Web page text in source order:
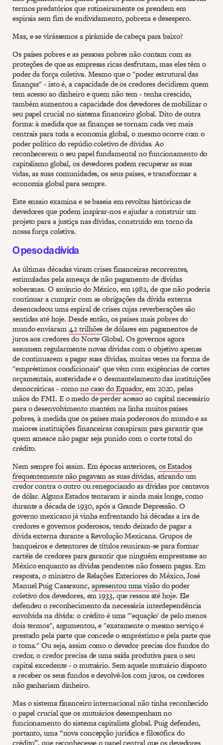
termos predatórios que rotineiramente os prendem em
espirais sem fim de endividamento, pobreza e desespero.
Mas, e se virássemos a pirâmide de cabeça para baixo?
Os países pobres e as pessoas pobres não contam com as
proteções de que as empresas ricas desfrutam, mas eles têm o
poder da força coletiva. Mesmo que o "poder estrutural das
finanças" - isto é, a capacidade de os credores decidirem quem
tem acesso ao dinheiro e quem não tem - tenha crescido,
também aumentou a capacidade dos devedores de mobilizar o
seu papel crucial no sistema financeiro global. Dito de outra
forma: à medida que as finanças se tornam cada vez mais
centrais para toda a economia global, o mesmo ocorre com o
poder político do repúdio coletivo de dívidas. Ao
reconhecerem o seu papel fundamental no funcionamento do
capitalismo global, os devedores podem recuperar as suas
vidas, as suas comunidades, os seus países, e transformar a
economia global para sempre.
Este ensaio examina e se baseia em revoltas históricas de
devedores que podem inspirar-nos e ajudar a construir um
projeto para a justiça nas dívidas, construído em torno da
nossa força coletiva.
O peso da dívida
As últimas décadas viram crises financeiras recorrentes,
estimuladas pela ameaça de não pagamento de dívidas
soberanas. O anúncio do México, em 1982, de que não poderia
continuar a cumprir com as obrigações da dívida externa
desencadeou uma espiral de crises cujas reverberações são
sentidas até hoje. Desde então, os países mais pobres do
mundo enviaram4,2 trilhõesde dólares em pagamentos de
juros aos credores do Norte Global. Os governos agora
assumem regularmente novas dívidas com o objetivo apenas
de continuarem a pagar suas dívidas, muitas vezes na forma de
"empréstimos condicionais" que vêm com exigências de cortes
orçamentais, austeridade e o desmantelamento das instituições
democráticas - comono caso do Equador, em 2020, pelas
mãos do FMI. E o medo de perder acesso ao capital necessário
para o desenvolvimento mantém na linha muitos países
pobres, à medida que os países mais poderosos do mundo e as
maiores instituições financeiras conspiram para garantir que
quem ameace não pagar seja punido com o corte total do
crédito.
Nem sempre foi assim. Em épocas anteriores, os Estados
frequentemente não pagavam as suas dívidas, atirando um
credor contra o outro ou renegociando as dívidas por centavos
de dólar. Alguns Estados tentaram ir ainda mais longe, como
durante a década de 1930, após a Grande Depressão. O
governo mexicano já vinha enfrentando há décadas a ira de
credores e governos poderosos, tendo deixado de pagar a
dívida externa durante a Revolução Mexicana. Grupos de
banqueiros e detentores de títulos reuniram-se para formar
cartéis de credores para garantir que ninguém emprestasse ao
México enquanto as dívidas pendentes não fossem pagas. Em
resposta, o ministro de Relações Exteriores do México, José
Manuel Puig Casaraunc, apresentou uma visãodo poder
coletivo dos devedores, em 1933, que ressoa até hoje. Ele
defendeu o reconhecimento da necessária interdependência
envolvida na dívida: o crédito é uma "'equação' de pelo menos
dois termos", argumentou, e "exatamente o mesmo serviço é
prestado pela parte que concede o empréstimo e pela parte que
o toma." Ou seja, assim como o devedor precisa dos fundos do
credor, o credor precisa de uma saída produtiva para o seu
capital excedente - o mutuário. Sem aquele mutuário disposto
a receber os seus fundos e devolvê-los com juros, os credores
não ganhariam dinheiro.
Mas o sistema financeiro internacional não tinha reconhecido
o papel crucial que os mutuários desempenham no
funcionamento do sistema capitalista global. Puig defendeu,
portanto, uma “nova concepção jurídica e filosófica do
crédito”, que reconhecesse o papel central que os devedores